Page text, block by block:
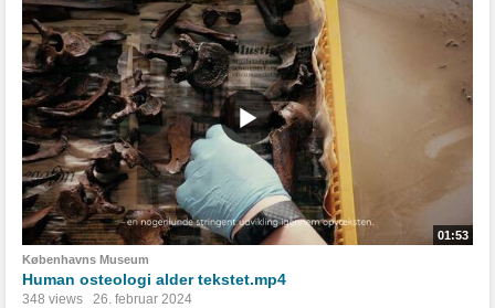
01:53
Københavns Museum
Human osteologi alder tekstet.mp4
348 views 26. februar 2024